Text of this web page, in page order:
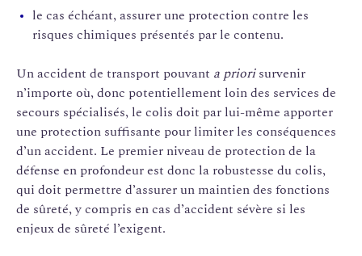
le cas échéant, assurer une protection contre les
risques chimiques présentés par le contenu.
Un accident de transport pouvant a priorisurvenir
n’importe où, donc potentiellement loin des services de
secours spécialisés, le colis doit par lui-même apporter
une protection suffisante pour limiter les conséquences
d’un accident. Le premier niveau de protection de la
défense en profondeur est donc la robustesse du colis,
qui doit permettre d’assurer un maintien des fonctions
de sûreté, y compris en cas d’accident sévère si les
enjeux de sûreté l’exigent.